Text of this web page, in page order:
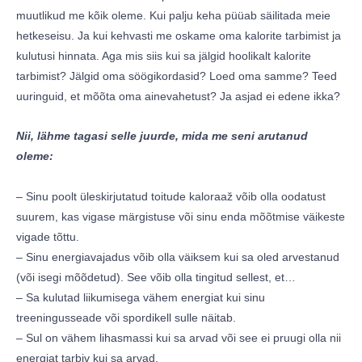
muutlikud me kõik oleme. Kui palju keha püüab säilitada meie
hetkeseisu. Ja kui kehvasti me oskame oma kalorite tarbimist ja
kulutusi hinnata. Aga mis siis kui sa jälgid hoolikalt kalorite
tarbimist? Jälgid oma söögikordasid? Loed oma samme? Teed
uuringuid, et mõõta oma ainevahetust? Ja asjad ei edene ikka?
Nii, lähme tagasi selle juurde, mida me seni arutanud
oleme:
– Sinu poolt üleskirjutatud toitude kaloraaž võib olla oodatust
suurem, kas vigase märgistuse või sinu enda mõõtmise väikeste
vigade tõttu.
– Sinu energiavajadus võib olla väiksem kui sa oled arvestanud
(või isegi mõõdetud). See võib olla tingitud sellest, et…
– Sa kulutad liikumisega vähem energiat kui sinu
treeningusseade või spordikell sulle näitab.
– Sul on vähem lihasmassi kui sa arvad või see ei pruugi olla nii
energiat tarbiv kui sa arvad.